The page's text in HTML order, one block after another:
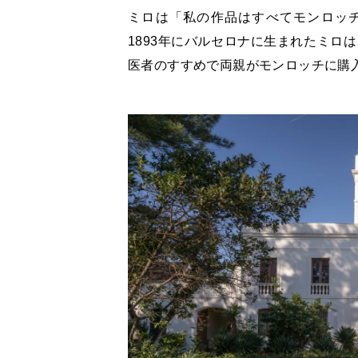
ミロは「私の作品はすべてモンロッ
1893年にバルセロナに生まれたミロ
医者のすすめで両親がモンロッチに